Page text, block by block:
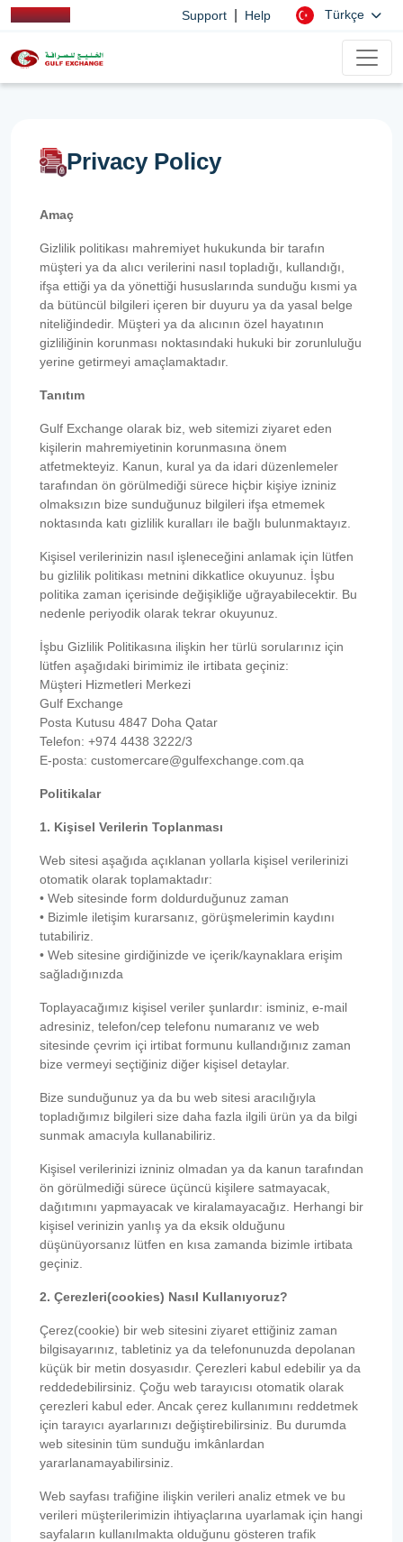
Support Help Türkçe
Privacy Policy
Amaç
Gizlilik politikası mahremiyet hukukunda bir tarafın
müşteri ya da alıcı verilerini nasıl topladığı, kullandığı,
ifşa ettiği ya da yönettiği hususlarında sunduğu kısmi ya
da bütüncül bilgileri içeren bir duyuru ya da yasal belge
niteliğindedir. Müşteri ya da alıcının özel hayatının
gizliliğinin korunması noktasındaki hukuki bir zorunluluğu
yerine getirmeyi amaçlamaktadır.
Tanıtım
Gulf Exchange olarak biz, web sitemizi ziyaret eden
kişilerin mahremiyetinin korunmasına önem
atfetmekteyiz. Kanun, kural ya da idari düzenlemeler
tarafından ön görülmediği sürece hiçbir kişiye izniniz
olmaksızın bize sunduğunuz bilgileri ifşa etmemek
noktasında katı gizlilik kuralları ile bağlı bulunmaktayız.
Kişisel verilerinizin nasıl işleneceğini anlamak için lütfen
bu gizlilik politikası metnini dikkatlice okuyunuz. İşbu
politika zaman içerisinde değişikliğe uğrayabilecektir. Bu
nedenle periyodik olarak tekrar okuyunuz.
İşbu Gizlilik Politikasına ilişkin her türlü sorularınız için
lütfen aşağıdaki birimimiz ile irtibata geçiniz:
Müşteri Hizmetleri Merkezi
Gulf Exchange
Posta Kutusu 4847 Doha Qatar
Telefon: +974 4438 3222/3
E-posta: customercare@gulfexchange.com.qa
Politikalar
1. Kişisel Verilerin Toplanması
Web sitesi aşağıda açıklanan yollarla kişisel verilerinizi
otomatik olarak toplamaktadır:
• Web sitesinde form doldurduğunuz zaman
• Bizimle iletişim kurarsanız, görüşmelerimin kaydını
tutabiliriz.
• Web sitesine girdiğinizde ve içerik/kaynaklara erişim
sağladığınızda
Toplayacağımız kişisel veriler şunlardır: isminiz, e-mail
adresiniz, telefon/cep telefonu numaranız ve web
sitesinde çevrim içi irtibat formunu kullandığınız zaman
bize vermeyi seçtiğiniz diğer kişisel detaylar.
Bize sunduğunuz ya da bu web sitesi aracılığıyla
topladığımız bilgileri size daha fazla ilgili ürün ya da bilgi
sunmak amacıyla kullanabiliriz.
Kişisel verilerinizi izniniz olmadan ya da kanun tarafından
ön görülmediği sürece üçüncü kişilere satmayacak,
dağıtımını yapmayacak ve kiralamayacağız. Herhangi bir
kişisel verinizin yanlış ya da eksik olduğunu
düşünüyorsanız lütfen en kısa zamanda bizimle irtibata
geçiniz.
2. Çerezleri(cookies) Nasıl Kullanıyoruz?
Çerez(cookie) bir web sitesini ziyaret ettiğiniz zaman
bilgisayarınız, tabletiniz ya da telefonunuzda depolanan
küçük bir metin dosyasıdır. Çerezleri kabul edebilir ya da
reddedebilirsiniz. Çoğu web tarayıcısı otomatik olarak
çerezleri kabul eder. Ancak çerez kullanımını reddetmek
için tarayıcı ayarlarınızı değiştirebilirsiniz. Bu durumda
web sitesinin tüm sunduğu imkânlardan
yararlanamayabilirsiniz.
Web sayfası trafiğine ilişkin verileri analiz etmek ve bu
verileri müşterilerimizin ihtiyaçlarına uyarlamak için hangi
sayfaların kullanılmakta olduğunu gösteren trafik